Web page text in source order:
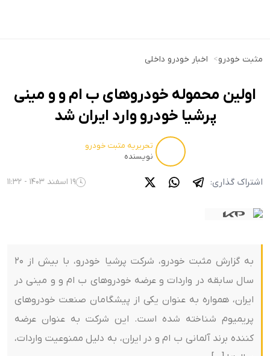
مثبت خودرو> اخبار خودرو داخلی
اولین محموله خودروهای ب ام و و مینی
پرشیا خودرو وارد ایران شد
تحریریه مثبت خودرو
نویسنده
اشتراک گذاری: 19 اسفند 1403 - 11:32
به گزارش مثبت خودرو، شرکت پرشیا خودرو، با بیش از 20
سال سابقه در واردات و عرضه خودروهای ب ام و و مینی در
ایران، همواره به عنوان یکی از پیشگامان صنعت خودروهای
پریمیوم شناخته شده است. این شرکت به عنوان عرضه
کننده برند آلمانی ب ام و در ایران، به دلیل ممنوعیت واردات،